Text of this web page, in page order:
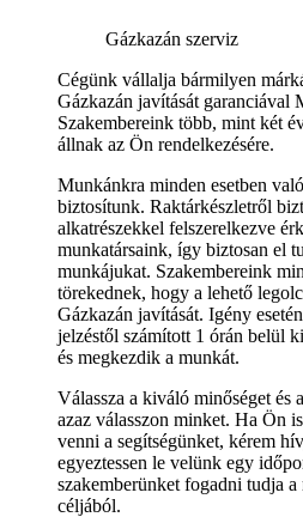
Gázkazán szerviz
Cégünk vállalja bármilyen
Gázkazán javítását garanciával
Szakembereink több, mint két
állnak az Ön rendelkezésére.
Munkánkra minden esetben
biztosítunk. Raktárkészletről
alkatrészekkel felszerelkezve
munkatársaink, így biztosan el
munkájukat. Szakembereink
törekednek, hogy a lehető
Gázkazán javítását. Igény
jelzéstől számított 1 órán belül
és megkezdik a munkát.
Válassza a kiváló minőséget és
azaz válasszon minket. Ha Ön
venni a segítségünket, kérem
egyeztessen le velünk egy
szakemberünket fogadni tudja a
céljából.